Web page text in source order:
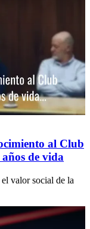
realizó
al Club
de vida
valor social de la